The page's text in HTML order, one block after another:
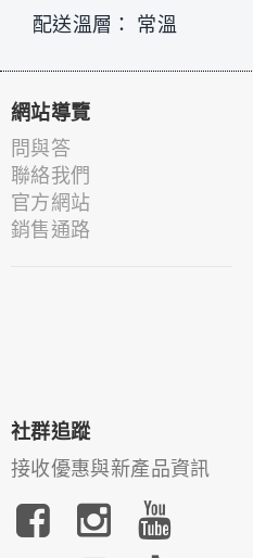
配送溫層： 常溫
網站導覽
問與答
聯絡我們
官方網站
銷售通路
社群追蹤
接收優惠與新產品資訊